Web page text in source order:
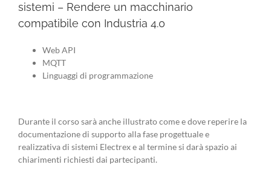
sistemi – Rendere un macchinario
compatibile con Industria 4.0
Web API
MQTT
Linguaggi di programmazione
Durante il corso sarà anche illustrato come e dove reperire la
documentazione di supporto alla fase progettuale e
realizzativa di sistemi Electrex e al termine si darà spazio ai
chiarimenti richiesti dai partecipanti.